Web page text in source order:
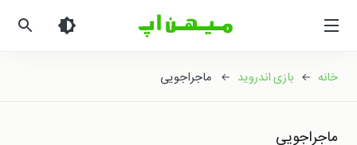
اندروید
خانه ← بازی اندروید ← ماجراجویی
ماجراجویی